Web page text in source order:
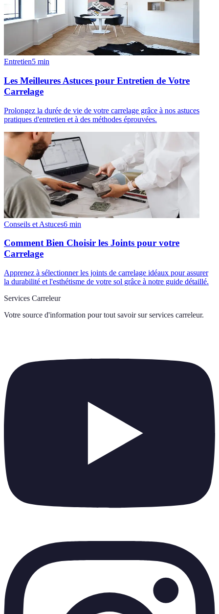
Entretien5 min
Les Meilleures Astuces pour Entretien de Votre
Carrelage
Prolongez la durée de vie de votre carrelage grâce à nos astuces
pratiques d'entretien et à des méthodes éprouvées.
Conseils et Astuces6 min
Comment Bien Choisir les Joints pour votre
Carrelage
Apprenez à sélectionner les joints de carrelage idéaux pour assurer
la durabilité et l'esthétisme de votre sol grâce à notre guide détaillé.
Services Carreleur
Votre source d'information pour tout savoir sur services carreleur.